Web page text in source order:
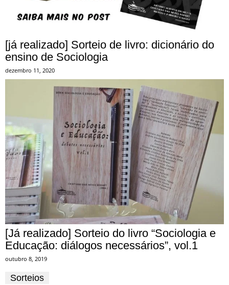
[já realizado] Sorteio de livro: dicionário do
ensino de Sociologia
dezembro 11, 2020
[Já realizado] Sorteio do livro “Sociologia e
Educação: diálogos necessários”, vol.1
outubro 8, 2019
Sorteios